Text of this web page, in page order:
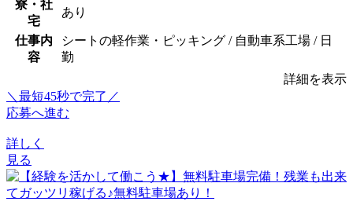
寮・社
宅
あり
仕事内
容
シートの軽作業・ピッキング / 自動車系工場 / 日
勤
詳細を表示
＼最短45秒で完了／
応募へ進む
詳しく
見る